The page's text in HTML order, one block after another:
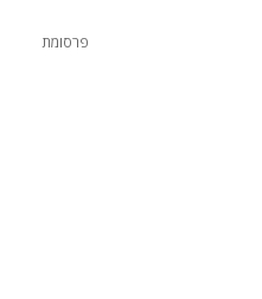
פרסומת